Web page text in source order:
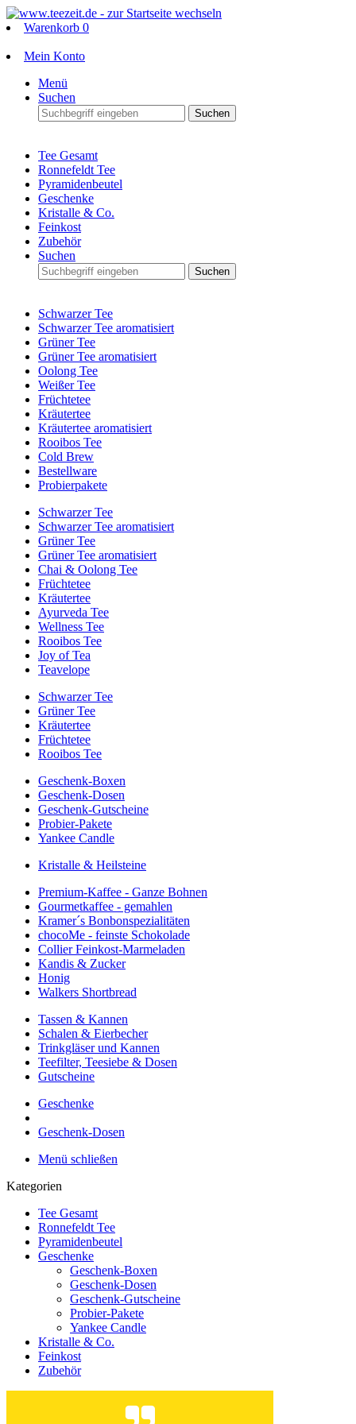
Warenkorb 0
Mein Konto
Menü
Suchen
Suchen
Tee Gesamt
Ronnefeldt Tee
Pyramidenbeutel
Geschenke
Kristalle & Co.
Feinkost
Zubehör
Suchen
Suchen
Schwarzer Tee
Schwarzer Tee aromatisiert
Grüner Tee
Grüner Tee aromatisiert
Oolong Tee
Weißer Tee
Früchtetee
Kräutertee
Kräutertee aromatisiert
Rooibos Tee
Cold Brew
Bestellware
Probierpakete
Schwarzer Tee
Schwarzer Tee aromatisiert
Grüner Tee
Grüner Tee aromatisiert
Chai & Oolong Tee
Früchtetee
Kräutertee
Ayurveda Tee
Wellness Tee
Rooibos Tee
Joy of Tea
Teavelope
Schwarzer Tee
Grüner Tee
Kräutertee
Früchtetee
Rooibos Tee
Geschenk-Boxen
Geschenk-Dosen
Geschenk-Gutscheine
Probier-Pakete
Yankee Candle
Kristalle & Heilsteine
Premium-Kaffee - Ganze Bohnen
Gourmetkaffee - gemahlen
Kramer´s Bonbonspezialitäten
chocoMe - feinste Schokolade
Collier Feinkost-Marmeladen
Kandis & Zucker
Honig
Walkers Shortbread
Tassen & Kannen
Schalen & Eierbecher
Trinkgläser und Kannen
Teefilter, Teesiebe & Dosen
Gutscheine
Geschenke
Geschenk-Dosen
Menü schließen
Kategorien
Tee Gesamt
Ronnefeldt Tee
Pyramidenbeutel
Geschenke
Geschenk-Boxen
Geschenk-Dosen
Geschenk-Gutscheine
Probier-Pakete
Yankee Candle
Kristalle & Co.
Feinkost
Zubehör